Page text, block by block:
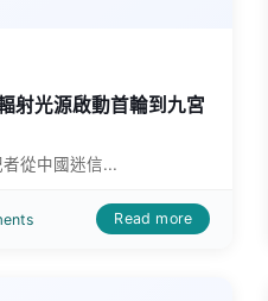
射光源啟動首輪到九宮
從中國迷信...
Read more